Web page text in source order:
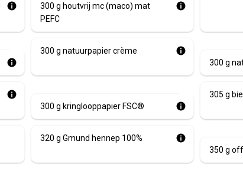
300 g houtvrij mc (maco) mat
PEFC
300 g natuurpapier crème
300 g
300 g kringlooppapier FSC®
305 g
320 g Gmund hennep 100%
350 g